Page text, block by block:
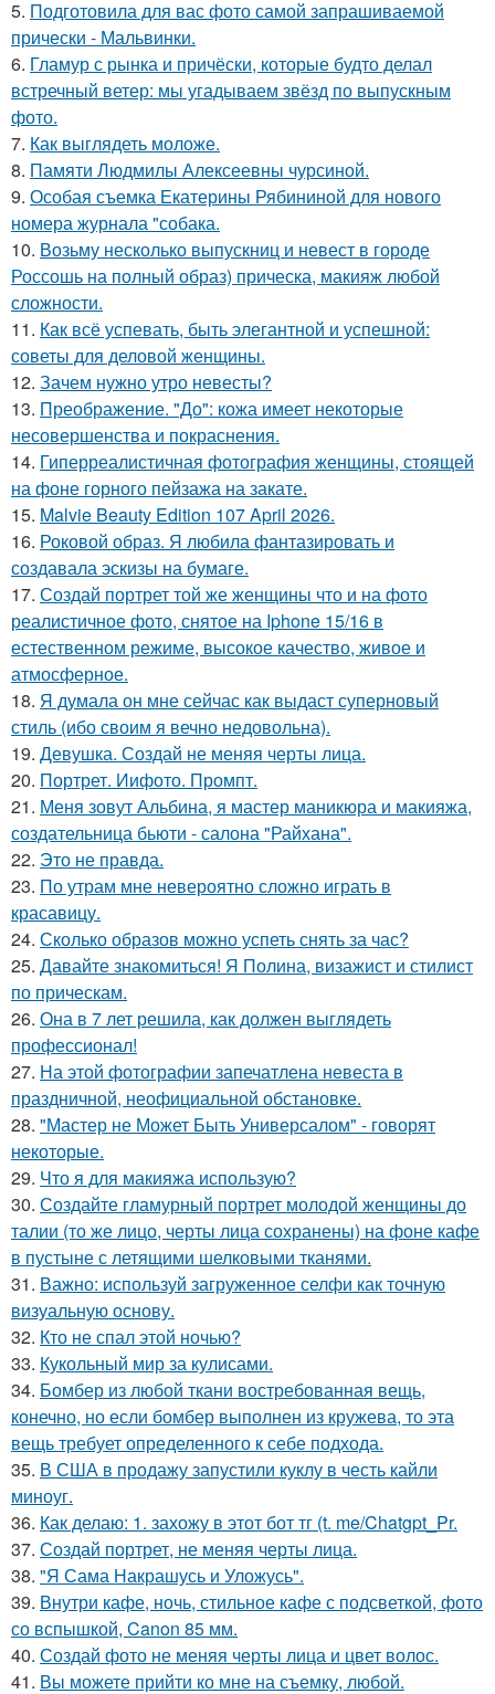
5. Подготовила для вас фото самой запрашиваемой
прически - Мальвинки.
6. Гламур с рынка и причёски, которые будто делал
встречный ветер: мы угадываем звёзд по выпускным
фото.
7. Как выглядеть моложе.
8. Памяти Людмилы Алексеевны чурсиной.
9. Особая съемка Екатерины Рябининой для нового
номера журнала "собака.
10. Возьму несколько выпускниц и невест в городе
Россошь на полный образ) прическа, макияж любой
сложности.
11. Как всё успевать, быть элегантной и успешной:
советы для деловой женщины.
12. Зачем нужно утро невесты?
13. Преображение. "До": кожа имеет некоторые
несовершенства и покраснения.
14. Гиперреалистичная фотография женщины, стоящей
на фоне горного пейзажа на закате.
15. Malvie Beauty Edition 107 April 2026.
16. Роковой образ. Я любила фантазировать и
создавала эскизы на бумаге.
17. Создай портрет той же женщины что и на фото
реалистичное фото, снятое на Iphone 15/16 в
естественном режиме, высокое качество, живое и
атмосферное.
18. Я думала он мне сейчас как выдаст суперновый
стиль (ибо своим я вечно недовольна).
19. Девушка. Создай не меняя черты лица.
20. Портрет. Иифото. Промпт.
21. Меня зовут Альбина, я мастер маникюра и макияжа,
создательница бьюти - салона "Райхана".
22. Это не правда.
23. По утрам мне невероятно сложно играть в
красавицу.
24. Сколько образов можно успеть снять за час?
25. Давайте знакомиться! Я Полина, визажист и стилист
по прическам.
26. Она в 7 лет решила, как должен выглядеть
профессионал!
27. На этой фотографии запечатлена невеста в
праздничной, неофициальной обстановке.
28. "Мастер не Может Быть Универсалом" - говорят
некоторые.
29. Что я для макияжа использую?
30. Создайте гламурный портрет молодой женщины до
талии (то же лицо, черты лица сохранены) на фоне кафе
в пустыне с летящими шелковыми тканями.
31. Важно: используй загруженное селфи как точную
визуальную основу.
32. Кто не спал этой ночью?
33. Кукольный мир за кулисами.
34. Бомбер из любой ткани востребованная вещь,
конечно, но если бомбер выполнен из кружева, то эта
вещь требует определенного к себе подхода.
35. В США в продажу запустили куклу в честь кайли
миноуг.
36. Как делаю: 1. захожу в этот бот тг (t. me/Chatgpt_Pr.
37. Создай портрет, не меняя черты лица.
38. "Я Сама Накрашусь и Уложусь".
39. Внутри кафе, ночь, стильное кафе с подсветкой, фото
со вспышкой, Canon 85 мм.
40. Создай фото не меняя черты лица и цвет волос.
41. Вы можете прийти ко мне на съемку, любой.